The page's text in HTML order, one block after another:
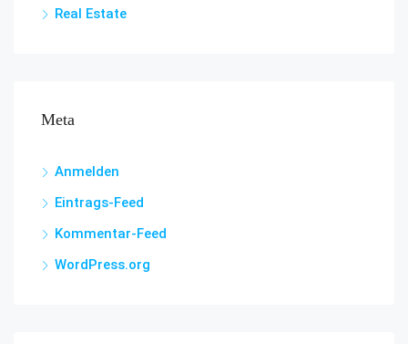
Real Estate
Meta
Anmelden
Eintrags-Feed
Kommentar-Feed
WordPress.org